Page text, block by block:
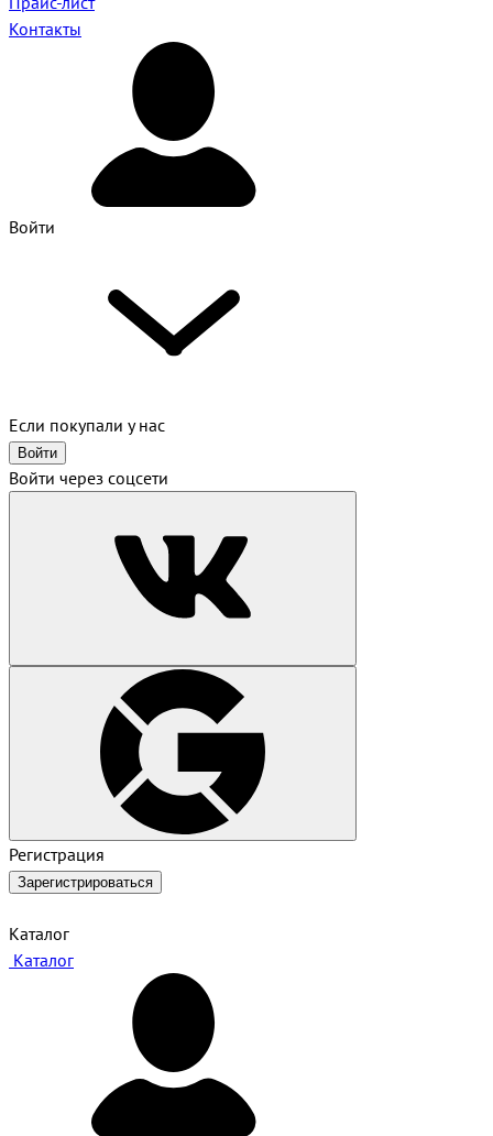
Контакты
Войти
Если покупали у нас
Войти
Войти через соцсети
Регистрация
Зарегистрироваться
Каталог
Каталог